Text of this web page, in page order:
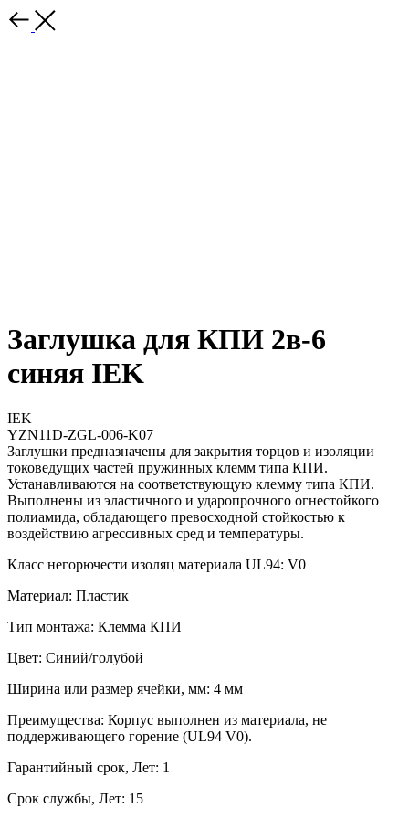
Заглушка для КПИ 2в-6
синяя IEK
IEK
YZN11D-ZGL-006-K07
Заглушки предназначены для закрытия торцов и изоляции
токоведущих частей пружинных клемм типа КПИ.
Устанавливаются на соответствующую клемму типа КПИ.
Выполнены из эластичного и ударопрочного огнестойкого
полиамида, обладающего превосходной стойкостью к
воздействию агрессивных сред и температуры.
Класс негорючести изоляц материала UL94: V0
Материал: Пластик
Тип монтажа: Клемма КПИ
Цвет: Синий/голубой
Ширина или размер ячейки, мм: 4 мм
Преимущества: Корпус выполнен из материала, не
поддерживающего горение (UL94 V0).
Гарантийный срок, Лет: 1
Срок службы, Лет: 15